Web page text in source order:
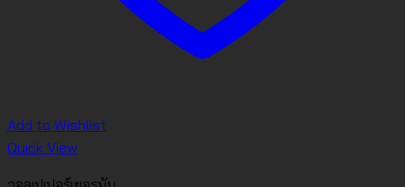
Add to Wishlist
Quick View